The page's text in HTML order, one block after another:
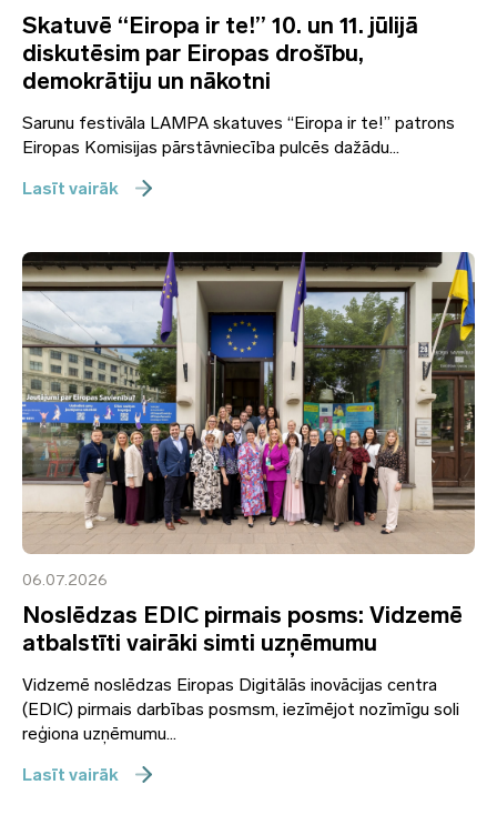
Skatuvē “Eiropa ir te!” 10. un 11. jūlijā
diskutēsim par Eiropas drošību,
demokrātiju un nākotni
Sarunu festivāla LAMPA skatuves “Eiropa ir te!” patrons
Eiropas Komisijas pārstāvniecība pulcēs dažādu...
Lasīt vairāk
06.07.2026
Noslēdzas EDIC pirmais posms: Vidzemē
atbalstīti vairāki simti uzņēmumu
Vidzemē noslēdzas Eiropas Digitālās inovācijas centra
(EDIC) pirmais darbības posmsm, iezīmējot nozīmīgu soli
reģiona uzņēmumu...
Lasīt vairāk